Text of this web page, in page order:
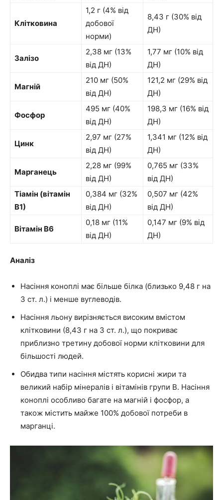
Клітковина
1,2 г (4% від
добової
норми)
8,43 г (30% від
ДН)
Залізо
2,38 мг (13%
від ДН)
1,77 мг (10% від
ДН)
Магній
210 мг (50%
від ДН)
121,2 мг (29% від
ДН)
Фосфор
495 мг (40%
від ДН)
198,3 мг (16% від
ДН)
Цинк
2,97 мг (27%
від ДН)
1,341 мг (12% від
ДН)
Марганець
2,28 мг (99%
від ДН)
0,765 мг (33%
від ДН)
Тіамін (вітамін
В1)
0,384 мг (32%
від ДН)
0,507 мг (42%
від ДН)
Вітамін В6
0,18 мг (11%
від ДН)
0,147 мг (9% від
ДН)
Аналіз
Насіння коноплі має більше білка (близько 9,48 г на
3 ст. л.) і менше вуглеводів.
Насіння льону вирізняється високим вмістом
клітковини (8,43 г на 3 ст. л.), що покриває
приблизно третину добової норми клітковини для
більшості людей.
Обидва типи насіння містять корисні жири та
великий набір мінералів і вітамінів групи В. Насіння
коноплі особливо багате на магній і фосфор, а
також містить майже 100% добової потреби в
марганці.